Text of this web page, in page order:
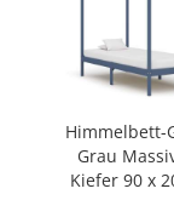
Himmelbett-
Grau
Kiefer 90 x